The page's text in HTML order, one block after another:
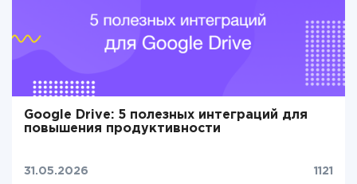
Google Drive: 5 полезных интеграций для
повышения продуктивности
31.05.2026 1121